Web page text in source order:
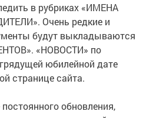
в рубриках «ИМЕНА
Очень редкие и
будут выкладываются
«НОВОСТИ» по
юбилейной дате
странице сайта.
обновления,